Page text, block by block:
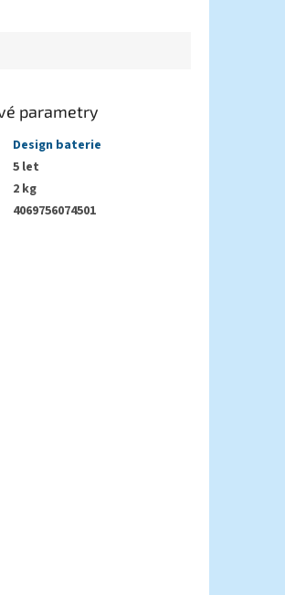
parametry
Design baterie
5 let
2 kg
4069756074501